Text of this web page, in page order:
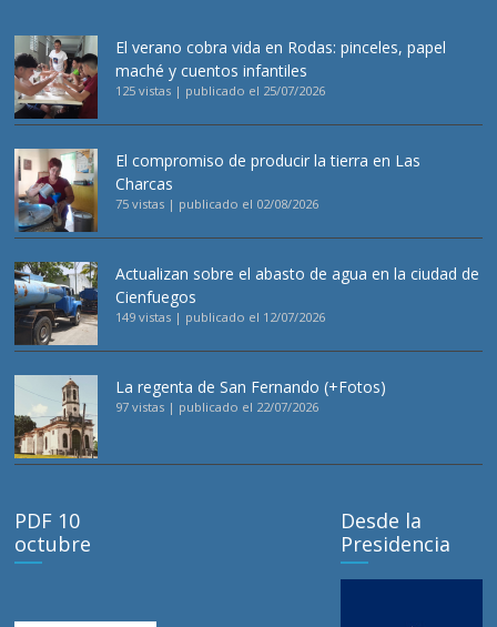
El verano cobra vida en Rodas: pinceles, papel
maché y cuentos infantiles
125 vistas | publicado el 25/07/2026
El compromiso de producir la tierra en Las
Charcas
75 vistas | publicado el 02/08/2026
Actualizan sobre el abasto de agua en la ciudad de
Cienfuegos
149 vistas | publicado el 12/07/2026
La regenta de San Fernando (+Fotos)
97 vistas | publicado el 22/07/2026
PDF 10
octubre
Desde la
Presidencia